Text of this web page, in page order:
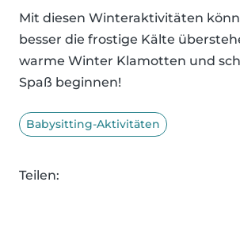
Mit diesen Winteraktivitäten
besser die frostige Kälte
warme Winter Klamotten und
Spaß beginnen!
Babysitting-Aktivitäten
Teilen: